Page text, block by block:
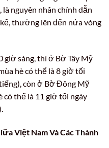
nguyên nhân chính dẫn
thường lên đến nửa vòng
giờ sáng, thì ở Bờ Tây Mỹ
hè có thể là 8 giờ tối
còn ở Bờ Đông Mỹ
có thể là 11 giờ tối ngày
Việt Nam Và Các Thành